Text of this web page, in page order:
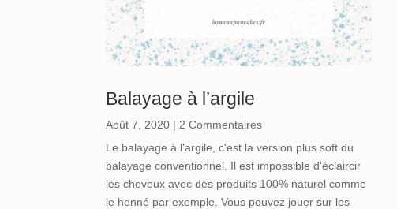
Balayage à l’argile
Août 7, 2020 | 2 Commentaires
Le balayage à l'argile, c'est la version plus soft du
balayage conventionnel. Il est impossible d'éclaircir
les cheveux avec des produits 100% naturel comme
le henné par exemple. Vous pouvez jouer sur les